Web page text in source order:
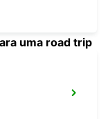
uma road trip